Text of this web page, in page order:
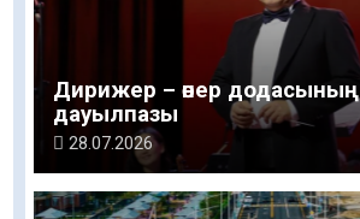
Дирижер – өнер додасының
дауылпазы
28.07.2026